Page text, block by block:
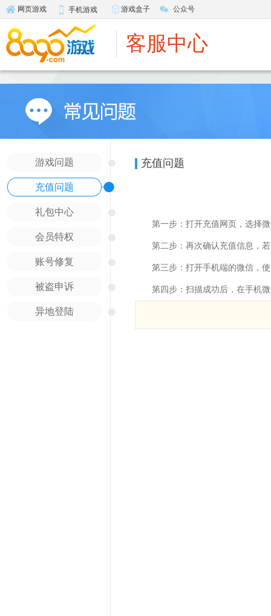
网页游戏 手机游戏 游戏盒子 公众号
客服中心
游戏问题
充值问题 ●
礼包中心
会员特权
账号修复
被盗申诉
异地登陆
充值问题
第一步：打开充值网页，选择微
第二步：再次确认充值信息，若
第三步：打开手机端的微信，使
第四步：扫描成功后，在手机微